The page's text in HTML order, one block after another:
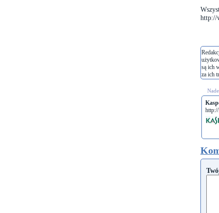
http://
są ich
za ich